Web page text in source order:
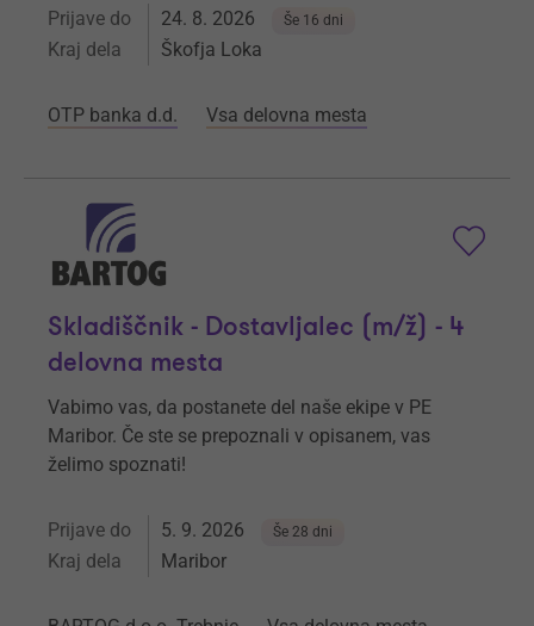
Prijave do 24. 8. 2026 Še 16 dni
Kraj dela Škofja Loka
OTP banka d.d. Vsa delovna mesta
Skladiščnik - Dostavljalec (m/ž) - 4
delovna mesta
Vabimo vas, da postanete del naše ekipe v PE
Maribor. Če ste se prepoznali v opisanem, vas
želimo spoznati!
Prijave do 5. 9. 2026 Še 28 dni
Kraj dela Maribor